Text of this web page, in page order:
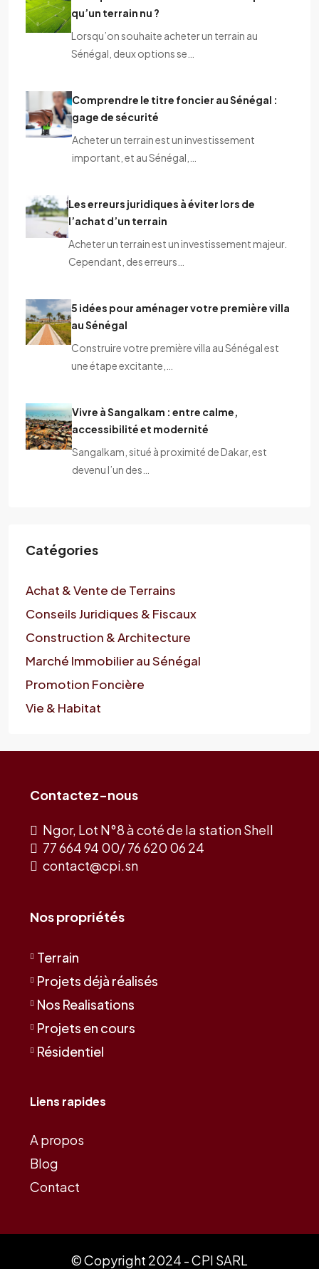
qu’un terrain nu ?
Lorsqu’on souhaite acheter un terrain au
Sénégal, deux options se…
Comprendre le titre foncier au Sénégal :
gage de sécurité
Acheter un terrain est un investissement
important, et au Sénégal,…
Les erreurs juridiques à éviter lors de
l’achat d’un terrain
Acheter un terrain est un investissement majeur.
Cependant, des erreurs…
5 idées pour aménager votre première villa
au Sénégal
Construire votre première villa au Sénégal est
une étape excitante,…
Vivre à Sangalkam : entre calme,
accessibilité et modernité
Sangalkam, situé à proximité de Dakar, est
devenu l’un des…
Catégories
Achat & Vente de Terrains
Conseils Juridiques & Fiscaux
Construction & Architecture
Marché Immobilier au Sénégal
Promotion Foncière
Vie & Habitat
Contactez-nous
Ngor, Lot N°8 à coté de la station Shell
77 664 94 00/ 76 620 06 24
contact@cpi.sn
Nos propriétés
Terrain
Projets déjà réalisés
Nos Realisations
Projets en cours
Résidentiel
Liens rapides
A propos
Blog
Contact
© Copyright 2024 - CPI SARL